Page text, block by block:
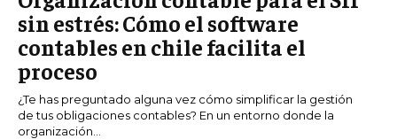
sin estrés: Cómo el software
contables en chile facilita el
proceso
¿Te has preguntado alguna vez cómo simplificar la gestión
de tus obligaciones contables? En un entorno donde la
organización...